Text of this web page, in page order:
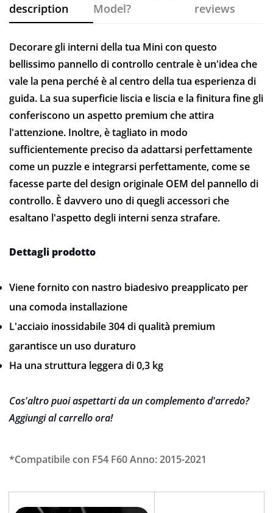
description
Model?
reviews
Decorare gli interni della tua Mini con questo
bellissimo pannello di controllo centrale è un'idea che
vale la pena perché è al centro della tua esperienza di
guida. La sua superficie liscia e liscia e la finitura fine gli
conferiscono un aspetto premium che attira
l'attenzione. Inoltre, è tagliato in modo
sufficientemente preciso da adattarsi perfettamente
come un puzzle e integrarsi perfettamente, come se
facesse parte del design originale OEM del pannello di
controllo. È davvero uno di quegli accessori che
esaltano l'aspetto degli interni senza strafare.
Dettagli prodotto
Viene fornito con nastro biadesivo preapplicato per
una comoda installazione
L'acciaio inossidabile 304 di qualità premium
garantisce un uso duraturo
Ha una struttura leggera di 0,3 kg
Cos'altro puoi aspettarti da un complemento d'arredo?
Aggiungi al carrello ora!
*Compatibile con F54 F60 Anno: 2015-2021